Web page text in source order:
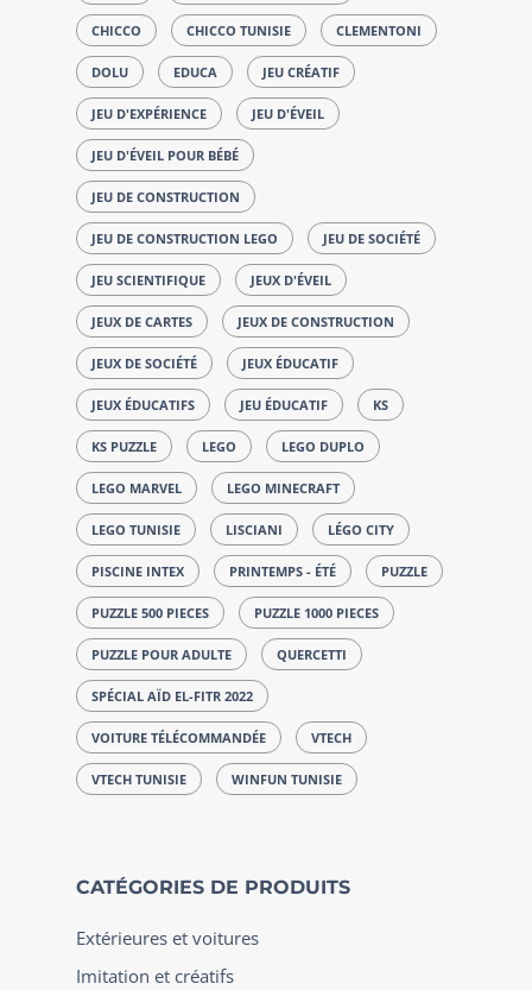
CHICCO CHICCO TUNISIE CLEMENTONI
DOLU EDUCA JEU CRÉATIF
JEU D'EXPÉRIENCE JEU D'ÉVEIL
JEU D'ÉVEIL POUR BÉBÉ
JEU DE CONSTRUCTION
JEU DE CONSTRUCTION LEGO JEU DE SOCIÉTÉ
JEU SCIENTIFIQUE JEUX D'ÉVEIL
JEUX DE CARTES JEUX DE CONSTRUCTION
JEUX DE SOCIÉTÉ JEUX ÉDUCATIF
JEUX ÉDUCATIFS JEU ÉDUCATIF KS
KS PUZZLE LEGO LEGO DUPLO
LEGO MARVEL LEGO MINECRAFT
LEGO TUNISIE LISCIANI LÉGO CITY
PISCINE INTEX PRINTEMPS - ÉTÉ PUZZLE
PUZZLE 500 PIECES PUZZLE 1000 PIECES
PUZZLE POUR ADULTE QUERCETTI
SPÉCIAL AÏD EL-FITR 2022
VOITURE TÉLÉCOMMANDÉE VTECH
VTECH TUNISIE WINFUN TUNISIE
CATÉGORIES DE PRODUITS
Extérieures et voitures
Imitation et créatifs